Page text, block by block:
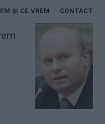
ȘI CE VREM CONTACT